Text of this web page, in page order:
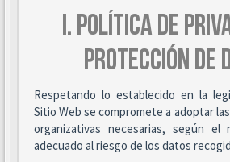
I. POLÍTICA DE
PROTECCIÓN DE
Respetando lo establecido en la
Sitio Web se compromete a adoptar
organizativas necesarias, según el
adecuado al riesgo de los datos